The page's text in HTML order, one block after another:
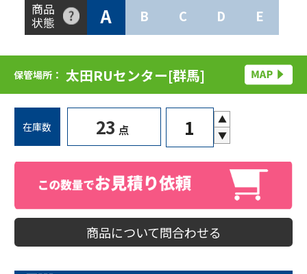
商品
状態
A B C D E
保管場所： 太田RUセンター[群馬]
在庫数 23 点
▲
▼
商品について問合わせる